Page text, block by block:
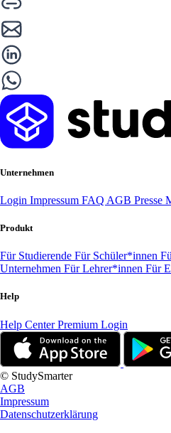
Unternehmen
Login Impressum FAQ AGB Presse
Produkt
Für Studierende Für Schüler*innen
Unternehmen Für Lehrer*innen Für
Help
Help CenterPremium Login
© StudySmarter
AGB
Impressum
Datenschutzerklärung